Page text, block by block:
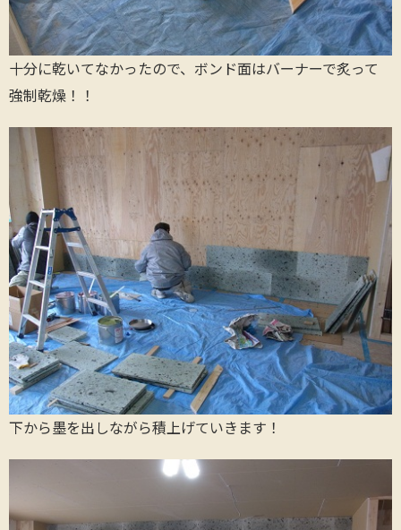
十分に乾いてなかったので、ボンド面はバーナーで炙って
強制乾燥！！
下から墨を出しながら積上げていきます！